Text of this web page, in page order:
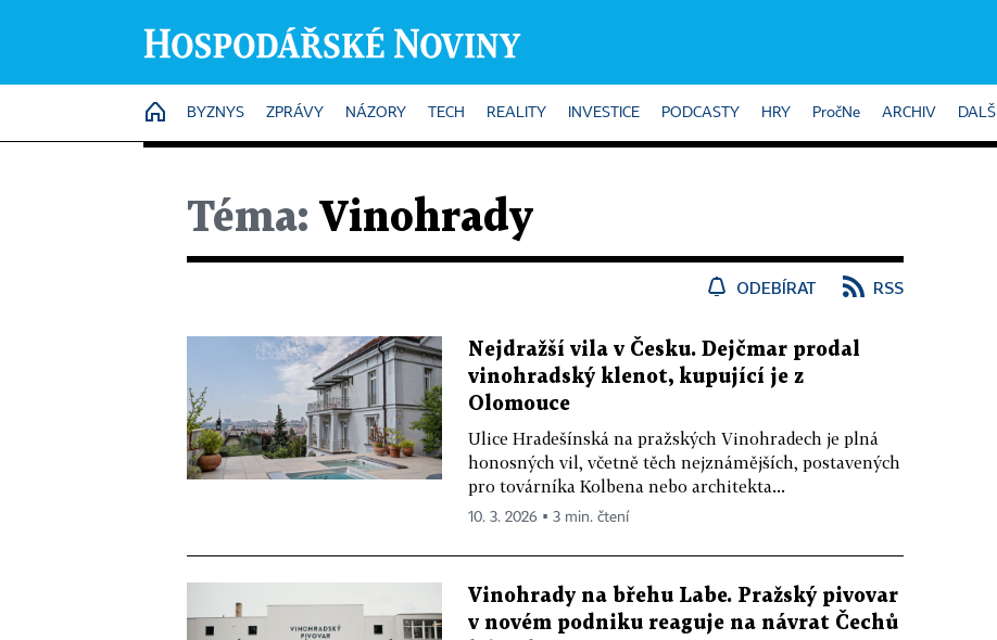
HOME
BYZNYS ZPRÁVY NÁZORY TECH REALITY INVESTICE PODCASTY HRY PročNe ARCHIV DALŠÍ
Téma: Vinohrady
ODEBÍRAT RSS
Nejdražší vila v Česku. Dejčmar prodal
vinohradský klenot, kupující je z
Olomouce
Ulice Hradešínská na pražských Vinohradech je plná
honosných vil, včetně těch nejznámějších, postavených
pro továrníka Kolbena nebo architekta...
10. 3. 2026 ▪ 3 min. čtení
Vinohrady na břehu Labe. Pražský pivovar
v novém podniku reaguje na návrat Čechů